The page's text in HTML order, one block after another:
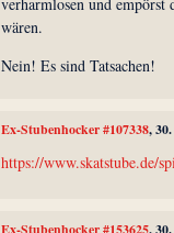
wären.
Nein! Es sind Tatsachen!
Ex-Stubenhocker #107338,
https://www.skatstube.de/